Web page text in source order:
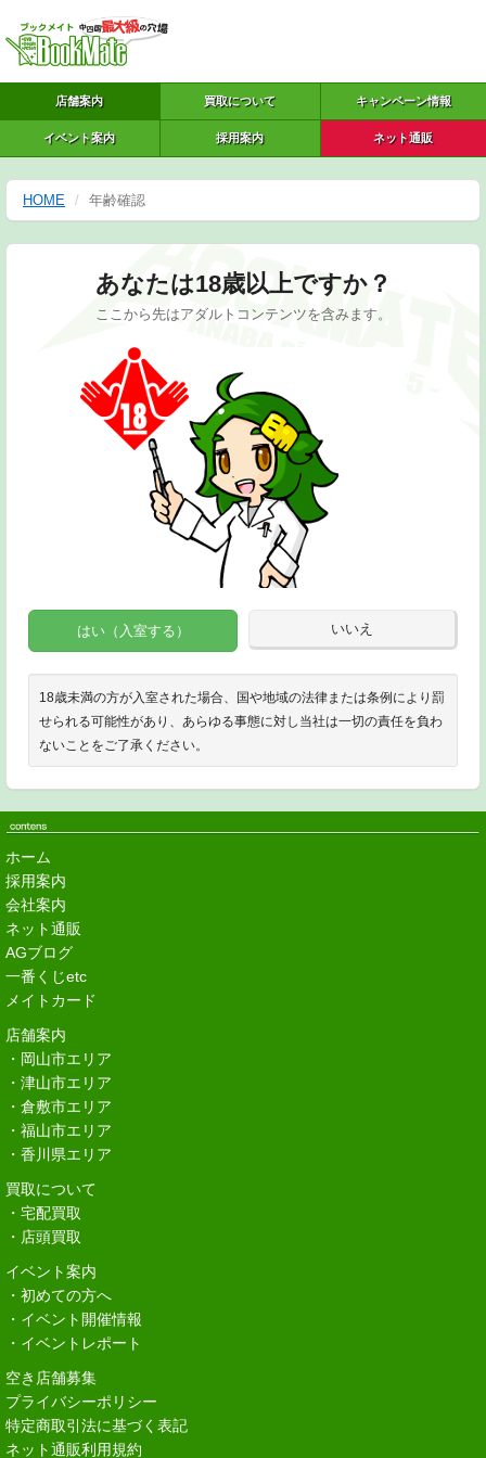
店舗案内 買取について キャンペーン情報
イベント案内 採用案内 ネット通販
HOME 年齢確認
あなたは18歳以上ですか？
ここから先はアダルトコンテンツを含みます。
はい（入室する） いいえ
18歳未満の方が入室された場合、国や地域の法律または条例により罰
せられる可能性があり、あらゆる事態に対し当社は一切の責任を負わ
ないことをご了承ください。
ホーム
採用案内
会社案内
ネット通販
AGブログ
一番くじetc
メイトカード
店舗案内
・岡山市エリア
・津山市エリア
・倉敷市エリア
・福山市エリア
・香川県エリア
買取について
・宅配買取
・店頭買取
イベント案内
・初めての方へ
・イベント開催情報
・イベントレポート
空き店舗募集
プライバシーポリシー
特定商取引法に基づく表記
ネット通販利用規約